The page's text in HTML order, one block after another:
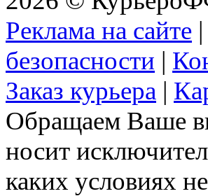
Реклама на сайте |
безопасности |
Заказ курьера |
Обращаем Ваше
носит
каких условиях